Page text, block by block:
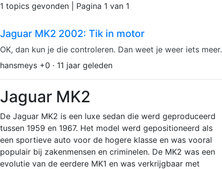
1 topics gevonden | Pagina 1 van 1
Jaguar MK2 2002: Tik in motor
OK, dan kun je die controleren. Dan weet je weer iets meer.
hansmeys +0 · 11 jaar geleden
Jaguar MK2
De Jaguar MK2 is een luxe sedan die werd geproduceerd
tussen 1959 en 1967. Het model werd gepositioneerd als
een sportieve auto voor de hogere klasse en was vooral
populair bij zakenmensen en criminelen. De MK2 was een
evolutie van de eerdere MK1 en was verkrijgbaar met